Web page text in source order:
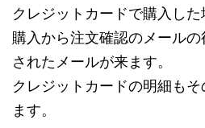
クレジットカードで購入し
購入から注文確認のメール
されたメールが来ます。
クレジットカードの明細も
ます。